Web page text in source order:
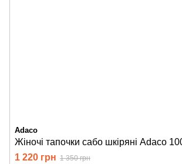
Adaco
Жіночі тапочки сабо шкіряні Adaco
1 220 грн 1 350 грн